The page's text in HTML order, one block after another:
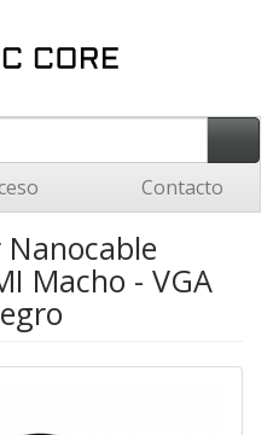
Contacto
Nanocable
Macho - VGA